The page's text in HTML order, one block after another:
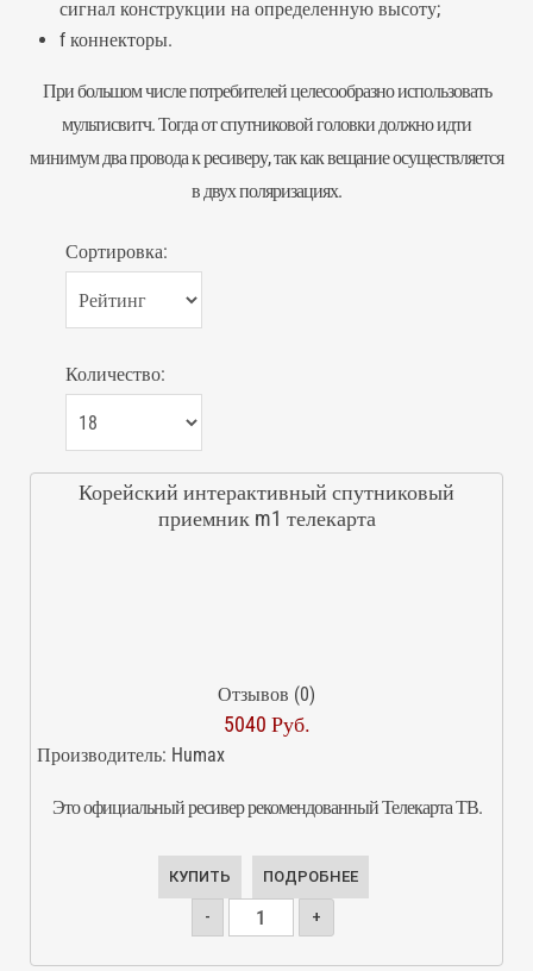
сигнал конструкции на определенную высоту;
f коннекторы.
При большом числе потребителей целесообразно использовать
мультисвитч. Тогда от спутниковой головки должно идти
минимум два провода к ресиверу, так как вещание осуществляется
в двух поляризациях.
Сортировка:
Количество:
Корейский интерактивный спутниковый
приемник m1 телекарта
Отзывов (0)
5040 Руб.
Производитель: Humax
Это официальный ресивер рекомендованный Телекарта ТВ.
КУПИТЬ ПОДРОБНЕЕ
- +